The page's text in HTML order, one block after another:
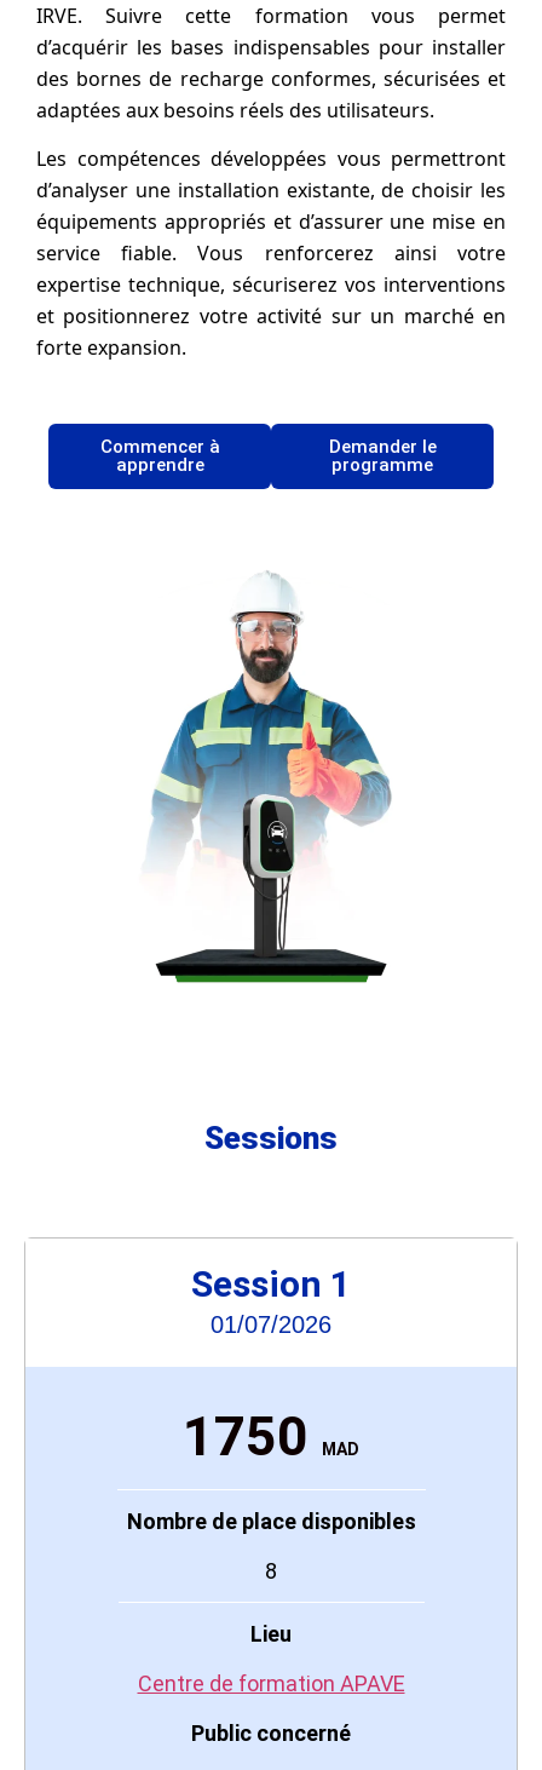
IRVE. Suivre cette formation vous permet
d’acquérir les bases indispensables pour installer
des bornes de recharge conformes, sécurisées et
adaptées aux besoins réels des utilisateurs.
Les compétences développées vous permettront
d’analyser une installation existante, de choisir les
équipements appropriés et d’assurer une mise en
service fiable. Vous renforcerez ainsi votre
expertise technique, sécuriserez vos interventions
et positionnerez votre activité sur un marché en
forte expansion.
Commencer à
apprendre
Demander le
programme
Sessions
Session 1
01/07/2026
1750 MAD
Nombre de place disponibles
8
Lieu
Centre de formation APAVE
Public concerné